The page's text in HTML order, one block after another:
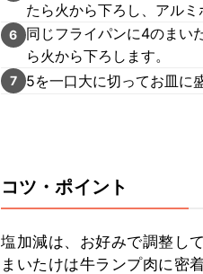
たら火から下ろし、アル
6
同じフライパンに4のまい
ら火から下ろします。
7 5を一口大に切ってお皿に
コツ・ポイント
塩加減は、お好みで調整し
まいたけは牛ランプ肉に密